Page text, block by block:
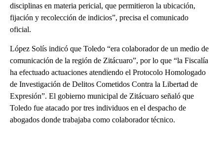
disciplinas en materia pericial, que permitieron la ubicación,
fijación y recolección de indicios”, precisa el comunicado
oficial.
López Solís indicó que Toledo “era colaborador de un medio de
comunicación de la región de Zitácuaro”, por lo que “la Fiscalía
ha efectuado actuaciones atendiendo el Protocolo Homologado
de Investigación de Delitos Cometidos Contra la Libertad de
Expresión”. El gobierno municipal de Zitácuaro señaló que
Toledo fue atacado por tres individuos en el despacho de
abogados donde trabajaba como colaborador técnico.